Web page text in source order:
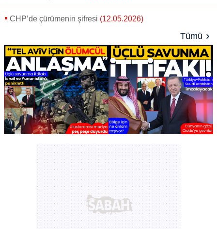
CHP’de çürümenin şifresi (12.05.2026)
Tümü